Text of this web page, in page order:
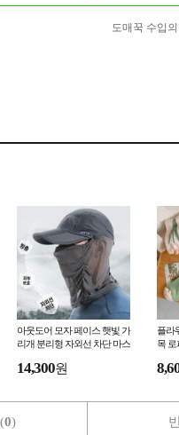
도매꾹 수입
아웃도어 모자 페이스 햇빛 가
리개 분리형 자외선 차단 마스
14,300원
플라
목 로
0)